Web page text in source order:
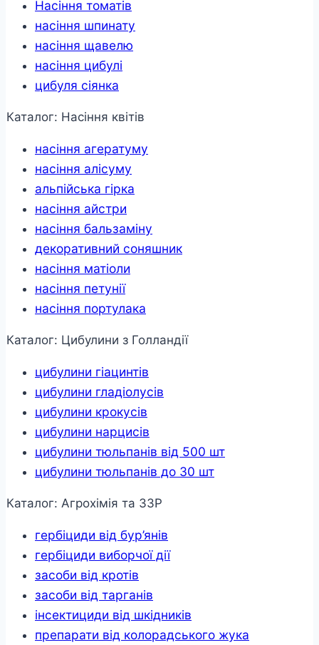
Насіння томатів
насіння шпинату
насіння щавелю
насіння цибулі
цибуля сіянка
Каталог: Насіння квітів
насіння агератуму
насіння алісуму
альпійська гірка
насіння айстри
насіння бальзаміну
декоративний соняшник
насіння матіоли
насіння петунії
насіння портулака
Каталог: Цибулини з Голландії
цибулини гіацинтів
цибулини гладіолусів
цибулини крокусів
цибулини нарцисів
цибулини тюльпанів від 500 шт
цибулини тюльпанів до 30 шт
Каталог: Агрохімія та ЗЗР
гербіциди від бур’янів
гербіциди виборчої дії
засоби від кротів
засоби від тарганів
інсектициди від шкідників
препарати від колорадського жука